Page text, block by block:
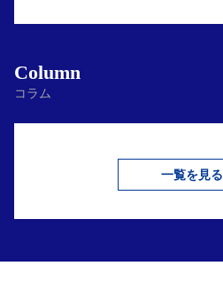
Column
コラム
一覧を見る